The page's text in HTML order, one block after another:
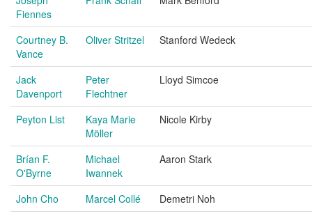
Fiennes
Courtney B.
Vance
Oliver Stritzel Stanford Wedeck
Jack
Davenport
Peter
Flechtner
Lloyd Simcoe
Peyton List
Kaya Marie
Möller
Nicole Kirby
Brían F.
O'Byrne
Michael
Iwannek
Aaron Stark
John Cho Marcel Collé
Demetri Noh